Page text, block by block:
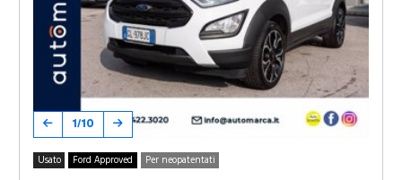
1/10
Usato Ford Approved Per neopatentati